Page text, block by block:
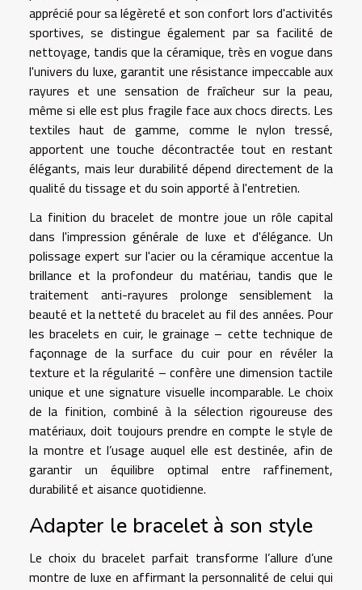
apprécié pour sa légèreté et son confort lors d'activités
sportives, se distingue également par sa facilité de
nettoyage, tandis que la céramique, très en vogue dans
l'univers du luxe, garantit une résistance impeccable aux
rayures et une sensation de fraîcheur sur la peau,
même si elle est plus fragile face aux chocs directs. Les
textiles haut de gamme, comme le nylon tressé,
apportent une touche décontractée tout en restant
élégants, mais leur durabilité dépend directement de la
qualité du tissage et du soin apporté à l'entretien.
La finition du bracelet de montre joue un rôle capital
dans l'impression générale de luxe et d'élégance. Un
polissage expert sur l'acier ou la céramique accentue la
brillance et la profondeur du matériau, tandis que le
traitement anti-rayures prolonge sensiblement la
beauté et la netteté du bracelet au fil des années. Pour
les bracelets en cuir, le grainage – cette technique de
façonnage de la surface du cuir pour en révéler la
texture et la régularité – confère une dimension tactile
unique et une signature visuelle incomparable. Le choix
de la finition, combiné à la sélection rigoureuse des
matériaux, doit toujours prendre en compte le style de
la montre et l’usage auquel elle est destinée, afin de
garantir un équilibre optimal entre raffinement,
durabilité et aisance quotidienne.
Adapter le bracelet à son style
Le choix du bracelet parfait transforme l’allure d’une
montre de luxe en affirmant la personnalité de celui qui